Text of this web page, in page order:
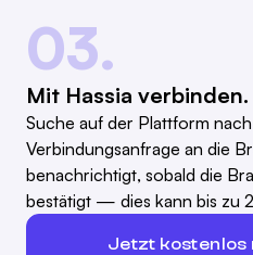
03.
Mit Hassia verbinden.
Suche auf der Plattform
Verbindungsanfrage an die
benachrichtigt, sobald die
bestätigt — dies kann bis zu
Jetzt